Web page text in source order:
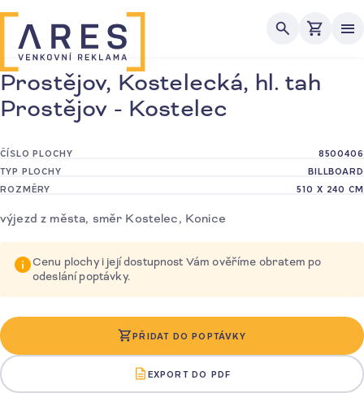
Prostějov, Kostelecká, hl. tah
Prostějov - Kostelec
ČÍSLO PLOCHY
8500406
TYP PLOCHY
BILLBOARD
ROZMĚRY
510 X 240 CM
výjezd z města, směr Kostelec, Konice
Cenu plochy i její dostupnost Vám ověříme obratem po
odeslání poptávky.
PŘIDAT DO POPTÁVKY
EXPORT DO PDF